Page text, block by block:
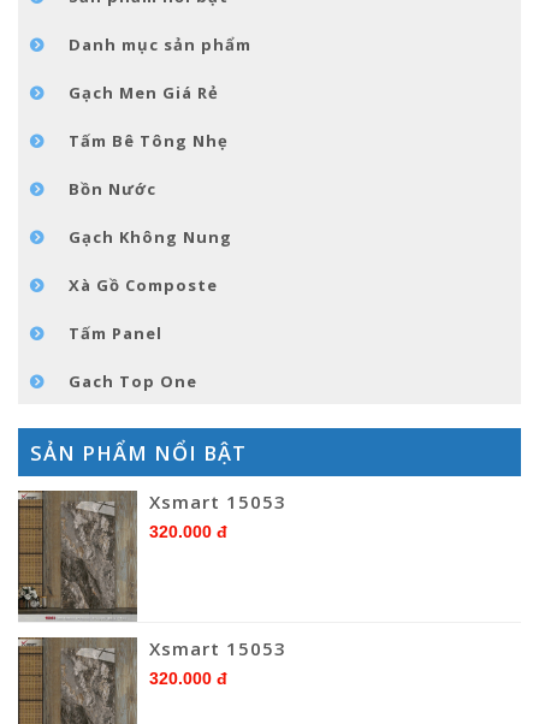
LIÊN HỆDanh mục sản phẩm
Gạch Men Giá Rẻ
Tấm Bê Tông Nhẹ
Bồn Nước
Gạch Không Nung
Xà Gồ Composte
Tấm Panel
Gach Top One
SẢN PHẨM NỔI BẬT
Xsmart 15053
320.000 đ
Xsmart 15053
320.000 đ